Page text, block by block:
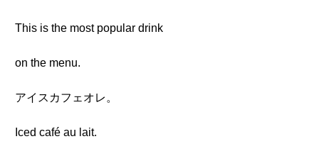
This is the most popular drink
on the menu.
アイスカフェオレ。
Iced café au lait.